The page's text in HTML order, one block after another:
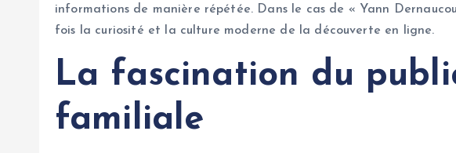
informations de manière répétée. Dans le cas de « Yann
fois la curiosité et la culture moderne de la découverte en ligne.
La fascination du
familiale